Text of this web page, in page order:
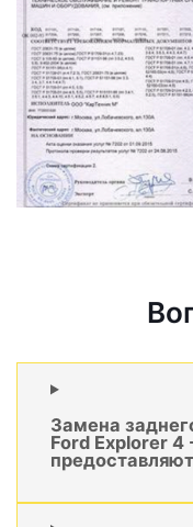
Замена
Ford Explorer 4